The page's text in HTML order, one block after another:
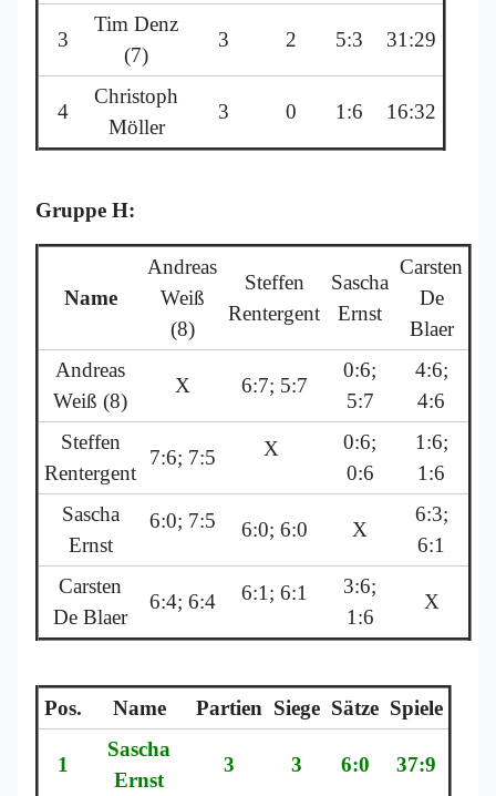
3
Tim Denz
(7)
3 2 5:3 31:29
4
Christoph
Möller
3 0 1:6 16:32
Gruppe H:
Name
Andreas
Weiß
(8)
Steffen
Rentergent
Sascha
Ernst
Carsten
De
Blaer
Andreas
Weiß (8)
X 6:7; 5:7
0:6;
5:7
4:6;
4:6
Steffen
Rentergent
7:6; 7:5 X
0:6;
0:6
1:6;
1:6
Sascha
Ernst
6:0; 7:5 6:0; 6:0 X
6:3;
6:1
Carsten
De Blaer
6:4; 6:4 6:1; 6:1
3:6;
1:6
X
Pos. Name Partien Siege Sätze Spiele
1
Sascha
Ernst
3 3 6:0 37:9